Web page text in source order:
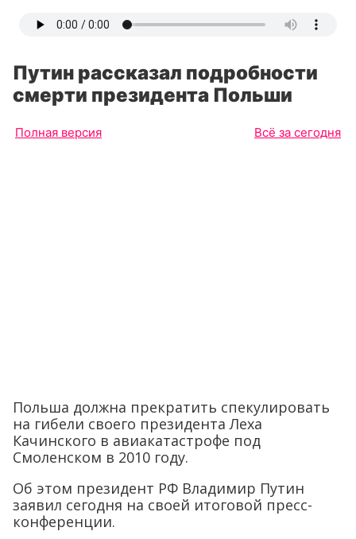
Путин рассказал подробности
смерти президента Польши
Полная версия Всё за сегодня
Польша должна прекратить спекулировать
на гибели своего президента Леха
Качинского в авиакатастрофе под
Смоленском в 2010 году.
Об этом президент РФ Владимир Путин
заявил сегодня на своей итоговой пресс-
конференции.